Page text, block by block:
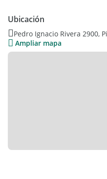
Ubicación
Pedro Ignacio Rivera 2900,
Ampliar mapa